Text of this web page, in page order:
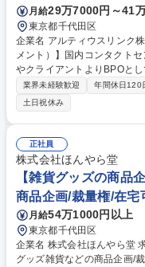
月給29万7000円～41
東京都千代田区
企業名 アルティウスリンク株式会社 求人名 【経理業務
メント）】国内コンタクトセンター売上No1
やクライアントよりBPOと
会社やグループ外のクライ
せします。 （受託内容：伝票処理・入出金確認・取引先マスタ登録・経費
精算・支払依頼・給与支払
得はもちろん、マニュアル
す。・オペレーターの指導
報告の実施。・オペレータ
計画の立案、進捗管理。・品質向
理業務の管理者（マネジメ
業界未経験歓迎 年間休日120
土日祝休み
正社員
株式会社ほんやら堂
【雑貨グッズの商品
商品企画/裁量権/在宅
月給54万1000円以上
東京都千代田区
企業名 株式会社ほんやら堂 求人名 【雑貨グッズの商品企画・開発】癒し
グッズ雑貨などの商品企画/裁量権/在宅可 仕事の